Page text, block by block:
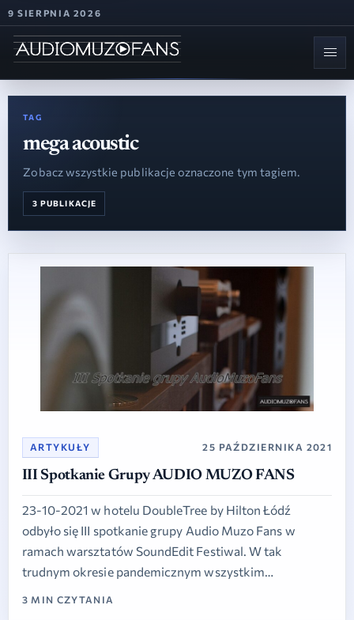
9 SIERPNIA 2026
TAG
mega acoustic
Zobacz wszystkie publikacje oznaczone tym tagiem.
3 PUBLIKACJE
ARTYKUŁY 25 PAŹDZIERNIKA 2021
III Spotkanie Grupy AUDIO MUZO FANS
23-10-2021 w hotelu DoubleTree by Hilton Łódź
odbyło się III spotkanie grupy Audio Muzo Fans w
ramach warsztatów SoundEdit Festiwal. W tak
trudnym okresie pandemicznym wszystkim…
3 MIN CZYTANIA